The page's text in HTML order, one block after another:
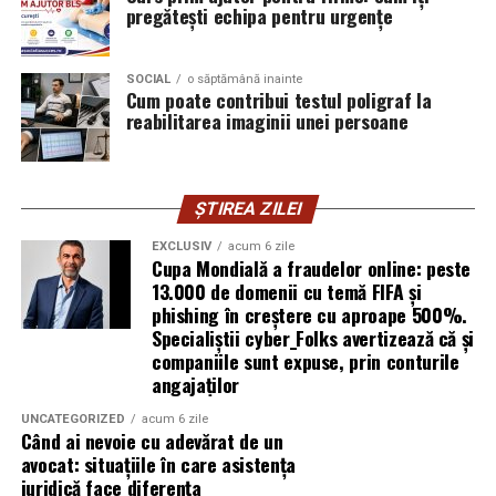
exploatează doar serverele, ci mai ales oamenii. Niciun
furnizor de hosting nu poate opri un utilizator să își
introducă parola pe o pagină clonată. În acel moment,
vigilența utilizatorului rămâne prima linie de apărare”,
explică Horațiu Șimon, Chief Technology Officer
cyber_Folks România.
informările din ultima lună amenințările asociate
turneului, de la fraude online și furtul datelor până la
operațiuni de dezinformare.
Avertismentele publice s-au concentrat în principal
asupra fanilor și infrastructurii orașelor gazdă, însă
specialiștii atrag atenția că firmele pot fi afectate
inclusiv atunci când nu au nicio legătură directă cu
industria sportului, turismului sau vânzarea de bilete.
Atacurile sunt mai eficiente în contextul
pregătești echipa pentru urgențe
SOCIAL o săptămână inainte
Cum poate contribui testul poligraf la
reabilitarea imaginii unei persoane
ȘTIREA ZILEI
EXCLUSIV acum 6 zile
Cupa Mondială a fraudelor online: peste
13.000 de domenii cu temă FIFA și
phishing în creștere cu aproape 500%.
Specialiștii cyber_Folks avertizează că și
companiile sunt expuse, prin conturile
angajaților
UNCATEGORIZED acum 6 zile
Când ai nevoie cu adevărat de un
avocat: situațiile în care asistența
juridică face diferența